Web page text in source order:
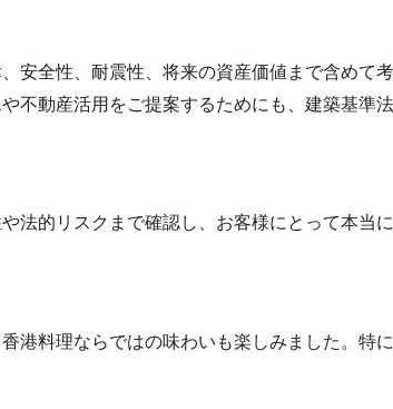
安全性、耐震性、将来の資産価値まで含めて
不動産活用をご提案するためにも、建築基準
法的リスクまで確認し、お客様にとって本当
港料理ならではの味わいも楽しみました。特